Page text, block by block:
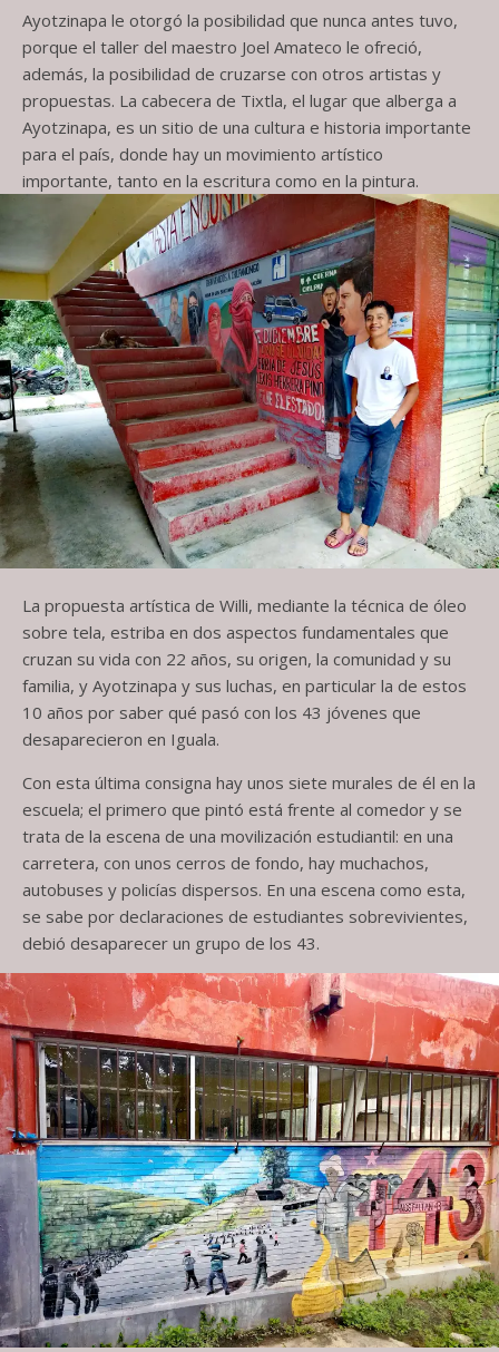
Ayotzinapa le otorgó la posibilidad que nunca antes tuvo,
porque el taller del maestro Joel Amateco le ofreció,
además, la posibilidad de cruzarse con otros artistas y
propuestas. La cabecera de Tixtla, el lugar que alberga a
Ayotzinapa, es un sitio de una cultura e historia importante
para el país, donde hay un movimiento artístico
importante, tanto en la escritura como en la pintura.
La propuesta artística de Willi, mediante la técnica de óleo
sobre tela, estriba en dos aspectos fundamentales que
cruzan su vida con 22 años, su origen, la comunidad y su
familia, y Ayotzinapa y sus luchas, en particular la de estos
10 años por saber qué pasó con los 43 jóvenes que
desaparecieron en Iguala.
Con esta última consigna hay unos siete murales de él en la
escuela; el primero que pintó está frente al comedor y se
trata de la escena de una movilización estudiantil: en una
carretera, con unos cerros de fondo, hay muchachos,
autobuses y policías dispersos. En una escena como esta,
se sabe por declaraciones de estudiantes sobrevivientes,
debió desaparecer un grupo de los 43.